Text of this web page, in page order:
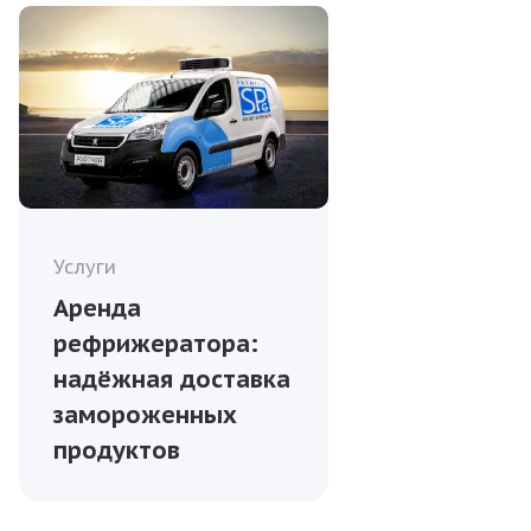
Услуги
Аренда
рефрижератора:
надёжная доставка
замороженных
продуктов